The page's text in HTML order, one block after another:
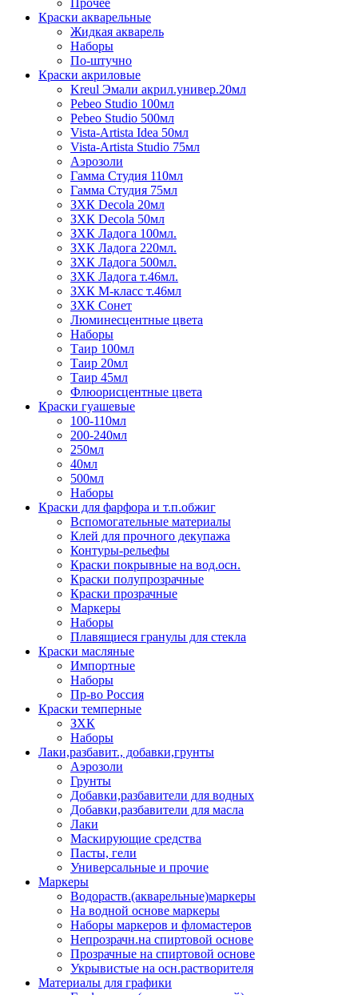
Прочее
Краски акварельные
Жидкая акварель
Наборы
По-штучно
Краски акриловые
Kreul Эмали акрил.универ.20мл
Pebeo Studio 100мл
Pebeo Studio 500мл
Vista-Artista Idea 50мл
Vista-Artista Studio 75мл
Аэрозоли
Гамма Студия 110мл
Гамма Студия 75мл
ЗХК Decola 20мл
ЗХК Decola 50мл
ЗХК Ладога 100мл.
ЗХК Ладога 220мл.
ЗХК Ладога 500мл.
ЗХК Ладога т.46мл.
ЗХК М-класс т.46мл
ЗХК Сонет
Люминесцентные цвета
Наборы
Таир 100мл
Таир 20мл
Таир 45мл
Флюорисцентные цвета
Краски гуашевые
100-110мл
200-240мл
250мл
40мл
500мл
Наборы
Краски для фарфора и т.п.обжиг
Вспомогательные материалы
Клей для прочного декупажа
Контуры-рельефы
Краски покрывные на вод.осн.
Краски полупрозрачные
Краски прозрачные
Маркеры
Наборы
Плавящиеся гранулы для стекла
Краски масляные
Импортные
Наборы
Пр-во Россия
Краски темперные
ЗХК
Наборы
Лаки,разбавит., добавки,грунты
Аэрозоли
Грунты
Добавки,разбавители для водных
Добавки,разбавители для масла
Лаки
Маскирующие средства
Пасты, гели
Универсальные и прочие
Маркеры
Водораств.(акварельные)маркеры
На водной основе маркеры
Наборы маркеров и фломастеров
Непрозрачн.на спиртовой основе
Прозрачные на спиртовой основе
Укрывистые на осн.растворителя
Материалы для графики